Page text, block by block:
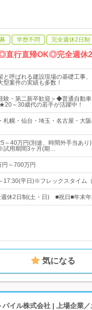
学歴不問 完全週休2日制
行直帰OK◎完全週休
呼ばれる建設現場の基礎工事
型案件の実績も多数！
験・第二新卒歓迎＞◆普通自動
～30歳代の若手が活躍中！
札幌・仙台・埼玉・名古屋・大
～40万円(別途、時間外手当あ
試用期間3ヶ月(期…
円～700万円
17:30(平日)※フレックスタイム
週休2日制(土・日) ■祝日■年末
気になる
パイル株式会社 | 上場企業